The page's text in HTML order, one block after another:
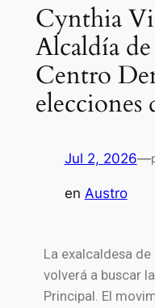
Cynthia
Alcaldía
Centro
elecciones
Jul 2, 2026—
en Austro
La exalcaldesa de
volverá a buscar
Principal. El